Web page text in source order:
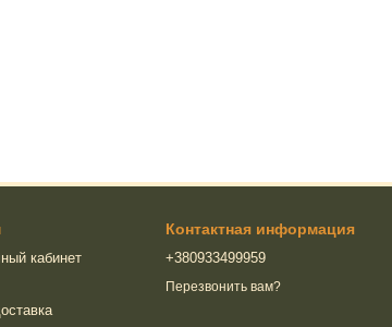
кабинет
Контактная информация
+380933499959
Перезвонить вам?